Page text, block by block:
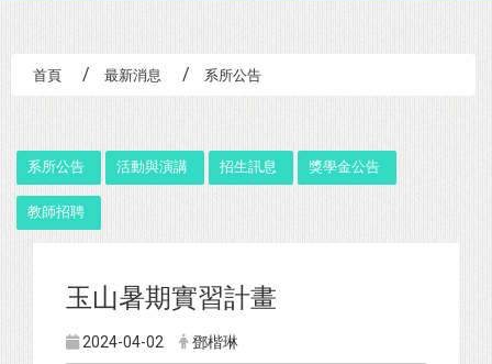
首頁 最新消息 系所公告
系所公告 活動與演講 招生訊息 獎學金公告
教師招聘
玉山暑期實習計畫
2024-04-02 鄧楷琳